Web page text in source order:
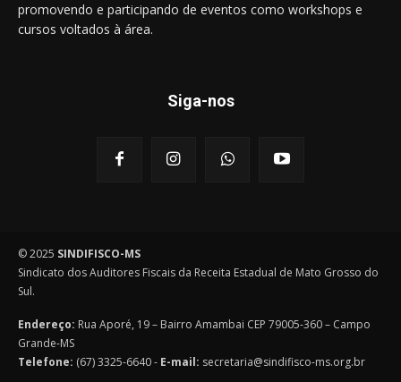
promovendo e participando de eventos como workshops e
cursos voltados à área.
Siga-nos
© 2025 SINDIFISCO-MS
Sindicato dos Auditores Fiscais da Receita Estadual de Mato Grosso do
Sul.
Endereço: Rua Aporé, 19 – Bairro Amambai CEP 79005-360 – Campo
Grande-MS
Telefone: (67) 3325-6640 - E-mail: secretaria@sindifisco-ms.org.br